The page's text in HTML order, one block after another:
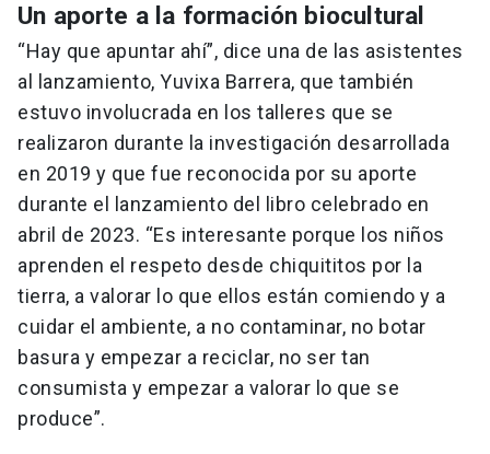
Un aporte a la formación biocultural
“Hay que apuntar ahí”, dice una de las asistentes
al lanzamiento, Yuvixa Barrera, que también
estuvo involucrada en los talleres que se
realizaron durante la investigación desarrollada
en 2019 y que fue reconocida por su aporte
durante el lanzamiento del libro celebrado en
abril de 2023. “Es interesante porque los niños
aprenden el respeto desde chiquititos por la
tierra, a valorar lo que ellos están comiendo y a
cuidar el ambiente, a no contaminar, no botar
basura y empezar a reciclar, no ser tan
consumista y empezar a valorar lo que se
produce”.